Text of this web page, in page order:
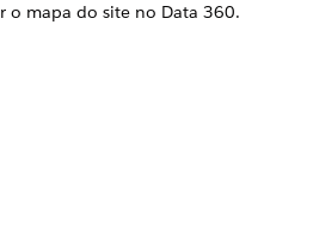
o mapa do site no Data 360.
componentes em
Cloud que são conhecidos
com o Data 360. A saída
do site mais alinhado com os